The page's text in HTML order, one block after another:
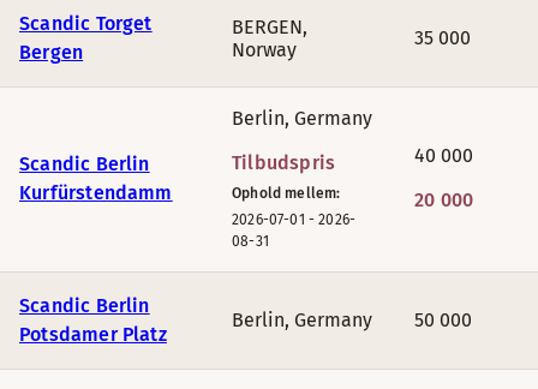
Scandic Paasi, Helsinki
Scandic Espoo
Scandic Rukahovi , Ruka
TILBUD PÅ BONUSNÆTTER I TYSKLAND &
Scandic Torget
Bergen
BERGEN,
Norway
35 000
Scandic Berlin
Kurfürstendamm
Berlin, Germany
Tilbudspris
Ophold mellem:
2026-07-01 -2026-
08-31
40 000
20 000
Scandic Berlin
Potsdamer Platz
Berlin, Germany 50 000